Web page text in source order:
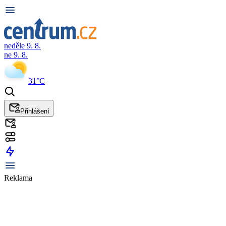
neděle 9. 8.
ne 9. 8.
31°C
Přihlášení
Reklama